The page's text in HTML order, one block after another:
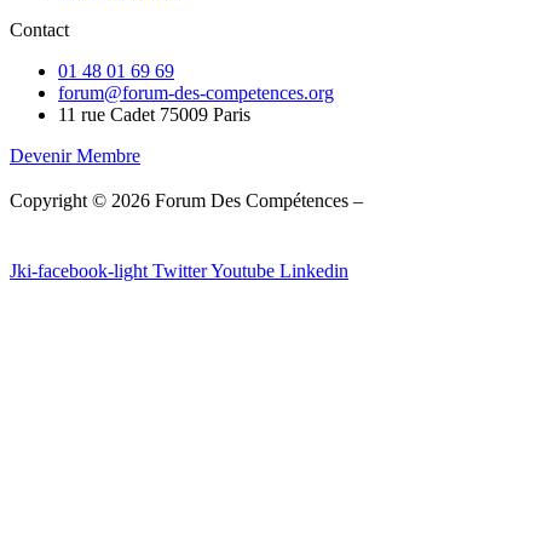
Contact
01 48 01 69 69
forum@forum-des-competences.org
11 rue Cadet 75009 Paris
Devenir Membre
Copyright © 2026 Forum Des Compétences –
Jki-facebook-light TwitterYoutube Linkedin